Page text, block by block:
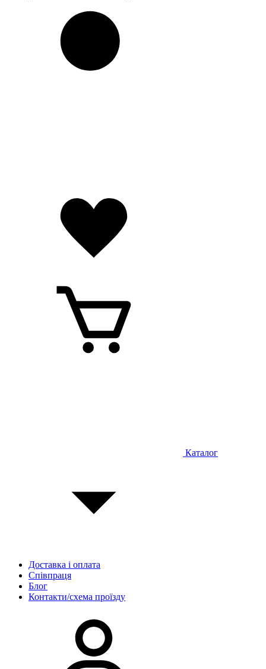
Каталог
Доставка і оплата
Співпраця
Блог
Контакти/схема проїзду